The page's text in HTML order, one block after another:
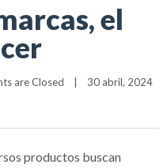
el
are Closed |
productos buscan